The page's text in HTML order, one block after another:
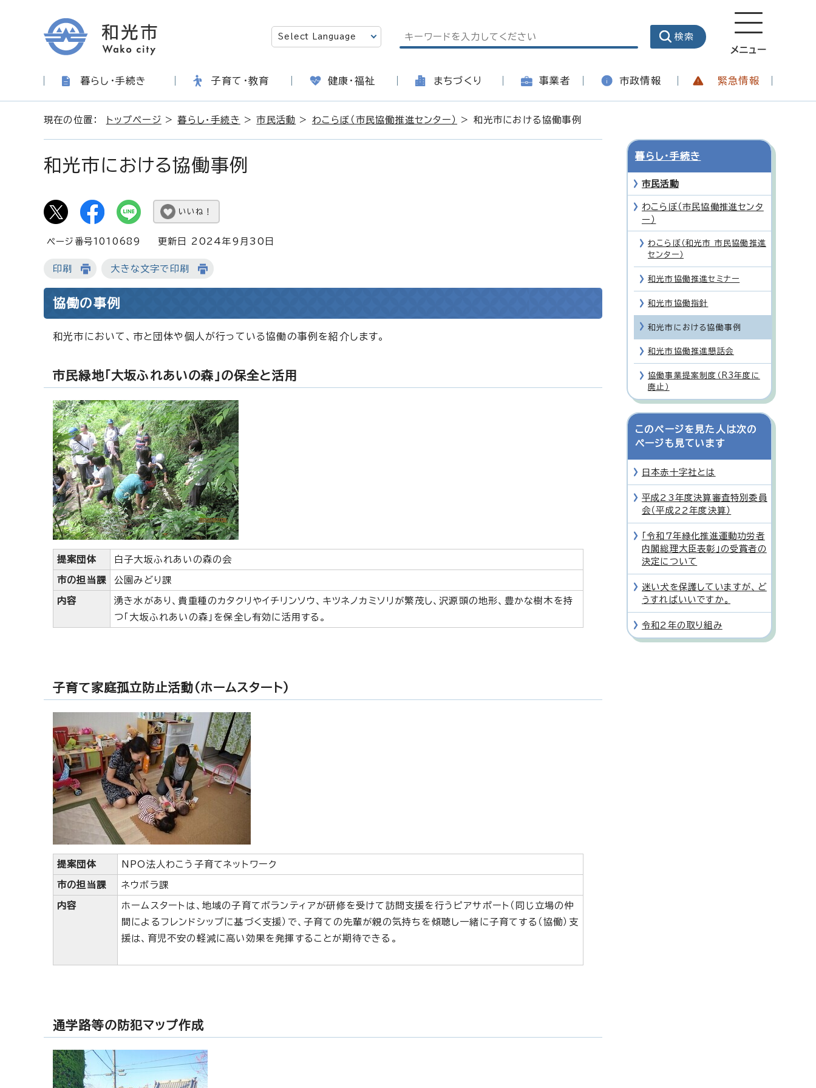
メニュー
暮らし・手続き 子育て・教育 健康・福祉 まちづくり 事業者 市政情報 緊急情報
現在の位置： トップページ >暮らし・手続き >市民活動 > わこらぼ（市民協働推進センター） > 和光市における協働事例
和光市における協働事例
いいね！
ページ番号1010689 更新日 2024年9月30日
印刷 大きな文字で印刷
協働の事例
和光市において、市と団体や個人が行っている協働の事例を紹介します。
市民緑地「大坂ふれあいの森」の保全と活用
提案団体 白子大坂ふれあいの森の会
市の担当課 公園みどり課
内容
湧き水があり、貴重種のカタクリやイチリンソウ、キツネノカミソリが繁茂し、沢源頭の地形、豊かな樹木を持
つ「大坂ふれあいの森」を保全し有効に活用する。
子育て家庭孤立防止活動（ホームスタート）
提案団体 NPO法人わこう子育てネットワーク
市の担当課 ネウボラ課
内容
ホームスタートは、地域の子育てボランティアが研修を受けて訪問支援を行うピアサポート（同じ立場の仲
間によるフレンドシップに基づく支援）で、子育ての先輩が親の気持ちを傾聴し一緒に子育てする（協働）支
援は、育児不安の軽減に高い効果を発揮することが期待できる。
通学路等の防犯マップ作成
暮らし・手続き
市民活動
わこらぼ（市民協働推進センタ
ー）
わこらぼ（和光市 市民協働推進
センター）
和光市協働推進セミナー
和光市協働指針
和光市における協働事例
和光市協働推進懇話会
協働事業提案制度（R3年度に
廃止）
このページを見た人は次の
ページも見ています
日本赤十字社とは
平成23年度決算審査特別委員
会（平成22年度決算）
「令和7年緑化推進運動功労者
内閣総理大臣表彰」の受賞者の
決定について
迷い犬を保護していますが、ど
うすればいいですか。
令和2年の取り組み